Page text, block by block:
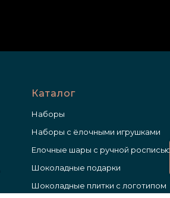
Каталог
Наборы
Наборы с ёлочными игрушками
Елочные шары с ручной росписью
Шоколадные подарки
Шоколадные плитки с логотипом